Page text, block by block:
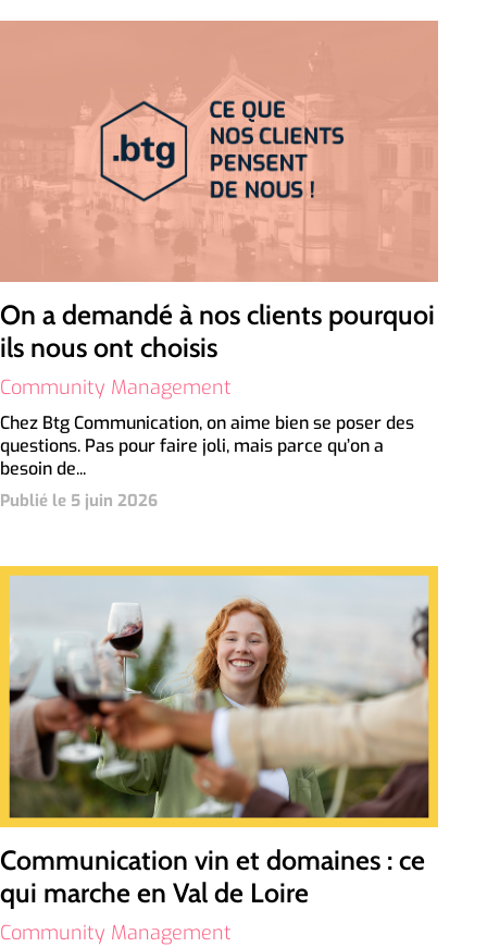
On a demandé à nos clients pourquoi
ils nous ont choisis
Community Management
Chez Btg Communication, on aime bien se poser des
questions. Pas pour faire joli, mais parce qu’on a
besoin de...
Publié le 5 juin 2026
Communication vin et domaines : ce
qui marche en Val de Loire
Community Management